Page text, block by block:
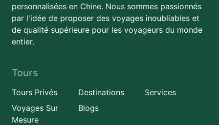
personnalisées en Chine. Nous sommes passionnés
par l'idée de proposer des voyages inoubliables et
de qualité supérieure pour les voyageurs du monde
entier.
Tours
Tours Privés Destinations
Services
Voyages Sur
Mesure
Blogs